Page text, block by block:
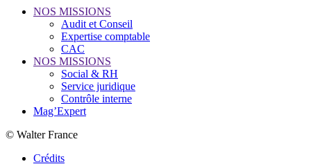
NOS MISSIONS
Audit et Conseil
Expertise comptable
CAC
NOS MISSIONS
Social & RH
Service juridique
Contrôle interne
Mag’Expert
© Walter France
Crédits